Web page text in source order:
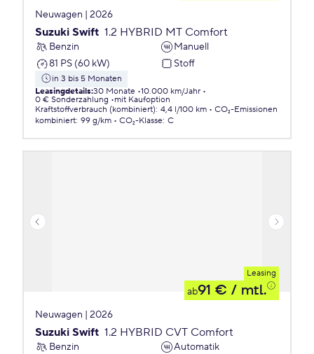
Neuwagen | 2026
Suzuki Swift 1.2 HYBRID MT Comfort
Benzin
Manuell
81 PS (60 kW)
Stoff
in 3 bis 5 Monaten
Leasingdetails:30 Monate 10.000 km/Jahr
0 € Sonderzahlung
mit Kaufoption
Kraftstoffverbrauch (kombiniert): 4,4 l/100 km
CO₂-Emissionen
kombiniert: 99 g/km CO₂-Klasse: C
Leasing
ab91 € / mtl.
Neuwagen | 2026
Suzuki Swift 1.2 HYBRID CVT Comfort
Benzin
Automatik